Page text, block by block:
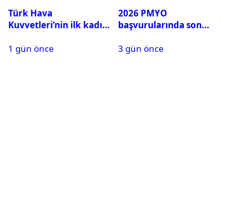
Türk Hava
Kuvvetleri’nin ilk kadın
Karapınar hakkında
1 gün önce
2026 PMYO
başvurularında son
3 gün önce